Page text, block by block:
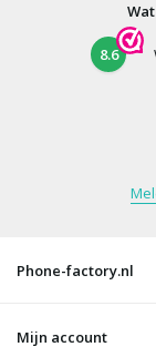
8.6
Phone-factory.nl
Mijn account